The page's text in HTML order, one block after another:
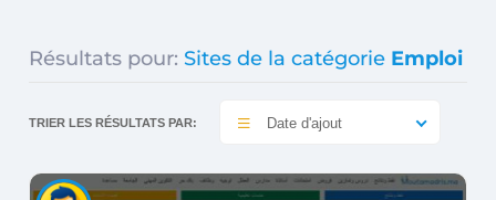
Résultats pour: Sites de la catégorie Emploi
TRIER LES RÉSULTATS PAR: Date d'ajout